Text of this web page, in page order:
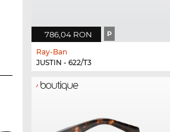
786,04 RON P
Ray-Ban
JUSTIN - 622/T3